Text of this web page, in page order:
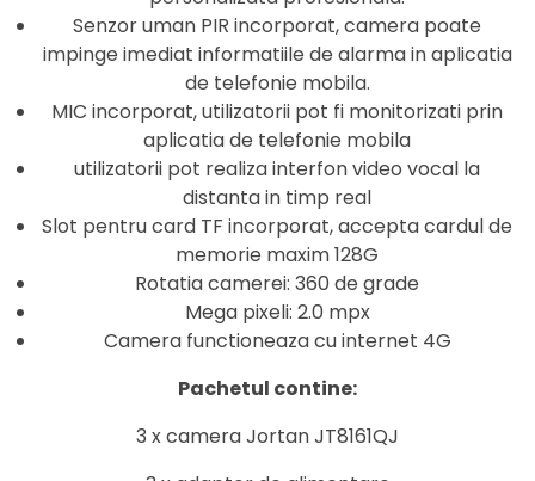
Senzor uman PIR incorporat, camera poate
impinge imediat informatiile de alarma in aplicatia
de telefonie mobila.
MIC incorporat, utilizatorii pot fi monitorizati prin
aplicatia de telefonie mobila
utilizatorii pot realiza interfon video vocal la
distanta in timp real
Slot pentru card TF incorporat, accepta cardul de
memorie maxim 128G
Rotatia camerei: 360 de grade
Mega pixeli: 2.0 mpx
Camera functioneaza cu internet 4G
Pachetul contine:
3 x camera Jortan JT8161QJ